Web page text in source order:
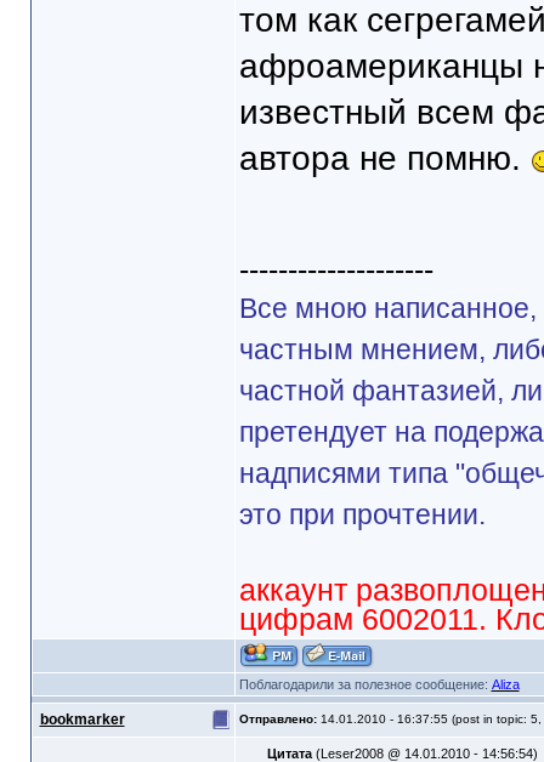
том как
афроамериканцы
известный всем
автора не помню.
--------------------
Все мною написанное,
частным мнением,
частной фантазией,
претендует на
надписями типа
это при прочтении.
аккаунт
цифрам 6002011.
Поблагодарили за полезное сообщение: Aliza
bookmarker Отправлено: 14.01.2010 - 16:37:55 (post in topic: 5,
Цитата(Leser2008 @ 14.01.2010 - 14:56:54)